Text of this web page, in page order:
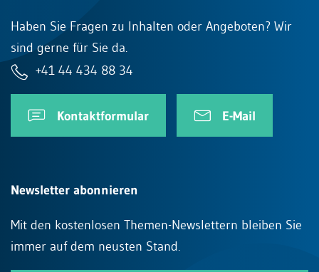
Haben Sie Fragen zu Inhalten oder Angeboten? Wir
sind gerne für Sie da.
+41 44 434 88 34
Kontaktformular E-Mail
Newsletter abonnieren
Mit den kostenlosen Themen-Newslettern bleiben Sie
immer auf dem neusten Stand.